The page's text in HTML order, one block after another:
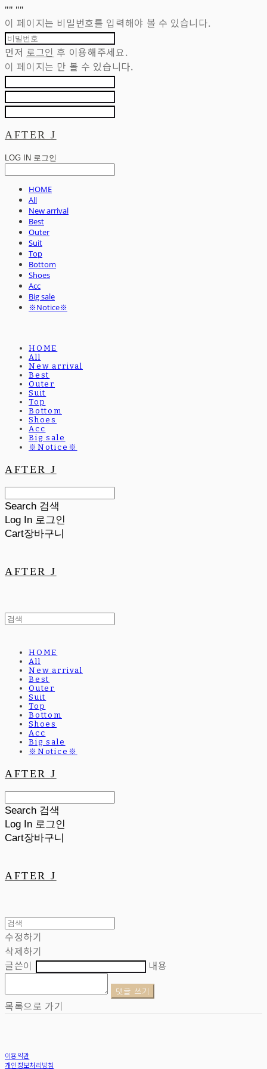
"" ""
이 페이지는 비밀번호를 입력해야 볼 수 있습니다.
먼저 로그인 후 이용해주세요.
이 페이지는 만 볼 수 있습니다.
AFTER J
LOG IN 로그인
HOME
All
New arrival
Best
Outer
Suit
Top
Bottom
Shoes
Acc
Big sale
※Notice※
HOME
All
New arrival
Best
Outer
Suit
Top
Bottom
Shoes
Acc
Big sale
※Notice※
AFTER J
Search 검색
Log In 로그인
Cart장바구니
AFTER J
HOME
All
New arrival
Best
Outer
Suit
Top
Bottom
Shoes
Acc
Big sale
※Notice※
AFTER J
Search 검색
Log In 로그인
Cart장바구니
AFTER J
수정하기
삭제하기
글쓴이
내용
댓글 쓰기
목록으로 가기
이용약관
개인정보처리방침